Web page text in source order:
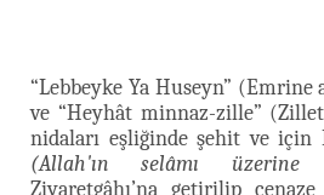
“Lebbeyke Ya Huseyn”
ve “Heyhât minnaz-zille”
nidaları eşliğinde şehit ve için
(Allah'ın selâmı üzerine
Ziyaretgâhı’na getirilip